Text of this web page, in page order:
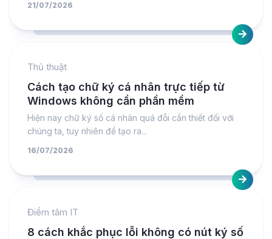
21/07/2026
Thủ thuật
Cách tạo chữ ký cá nhân trực tiếp từ
Windows không cần phần mềm
Hiện nay chữ ký số cá nhân quá đỗi cần thiết đối với
chúng ta, tuy nhiên để tạo ra...
16/07/2026
Điểm tâm IT
8 cách khắc phục lỗi không có nút ký số